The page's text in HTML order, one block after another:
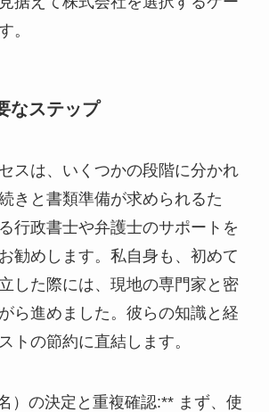
。
なステップ
スは、いくつかの段階に分かれ
きと書類準備が求められるた
行政書士や弁護士のサポートを
勧めします。私自身も、初めて
した際には、現地の専門家と密
ら進めました。彼らの知識と経
トの節約に直結します。
）の決定と重複確認:** まず、使